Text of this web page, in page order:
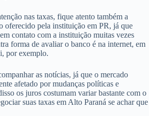
nas taxas, fique atento também a
oferecido pela instituição em PR, já que
contato com a instituição muitas vezes
forma de avaliar o banco é na internet, em
por exemplo.
as notícias, já que o mercado
afetado por mudanças políticas e
os juros costumam variar bastante com o
suas taxas em Alto Paraná se achar que